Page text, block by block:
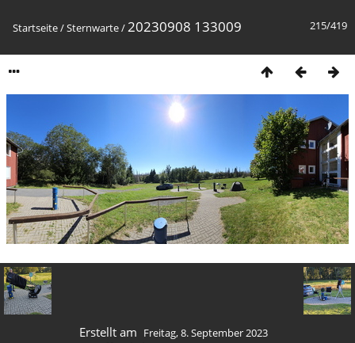
215/419
Startseite/Sternwarte/20230908 133009
Erstellt am Freitag, 8. September 2023